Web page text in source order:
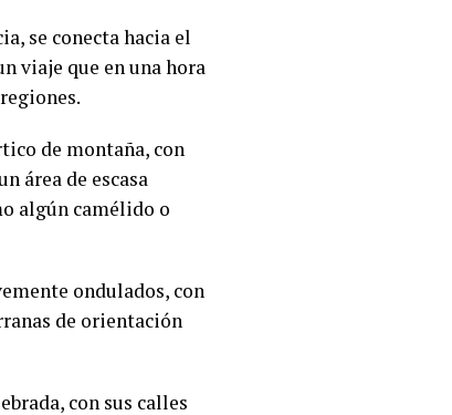
se conecta hacia el
viaje que en una hora
de montaña, con
área de escasa
algún camélido o
ondulados, con
de orientación
con sus calles